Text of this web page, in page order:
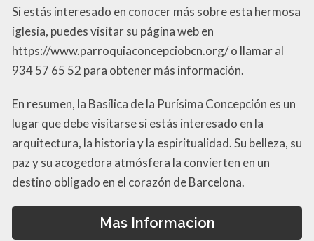
Si estás interesado en conocer más sobre esta hermosa
iglesia, puedes visitar su página web en
https://www.parroquiaconcepciobcn.org/ o llamar al
934 57 65 52 para obtener más información.
En resumen, la Basílica de la Purísima Concepción es un
lugar que debe visitarse si estás interesado en la
arquitectura, la historia y la espiritualidad. Su belleza, su
paz y su acogedora atmósfera la convierten en un
destino obligado en el corazón de Barcelona.
Mas Informacion